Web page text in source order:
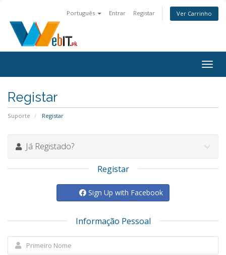
Português Entrar Registar Ver Carrinho
Registar
Suporte Registar
Já Registado?
Registar
Sign Up with Facebook
Informação Pessoal